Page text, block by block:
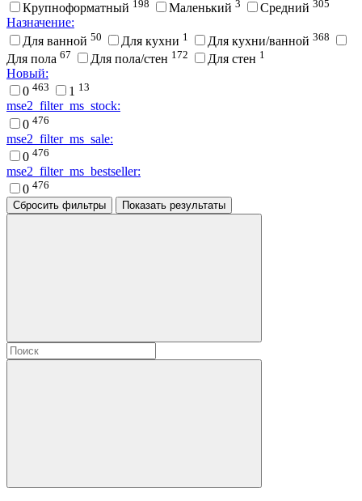
Крупноформатный 198 Маленький 3 Средний 305
Назначение:
Для ванной 50 Для кухни 1 Для кухни/ванной 368
Для пола 67 Для пола/стен 172 Для стен 1
Новый:
0 463 1 13
mse2_filter_ms_stock:
0 476
mse2_filter_ms_sale:
0 476
mse2_filter_ms_bestseller:
0 476
Сбросить фильтры
Показать результаты